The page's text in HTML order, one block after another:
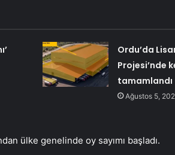
Ordu’da
Projesi’nde
tamamlandı
Ağustos 5,
ülke genelinde oy sayımı başladı.